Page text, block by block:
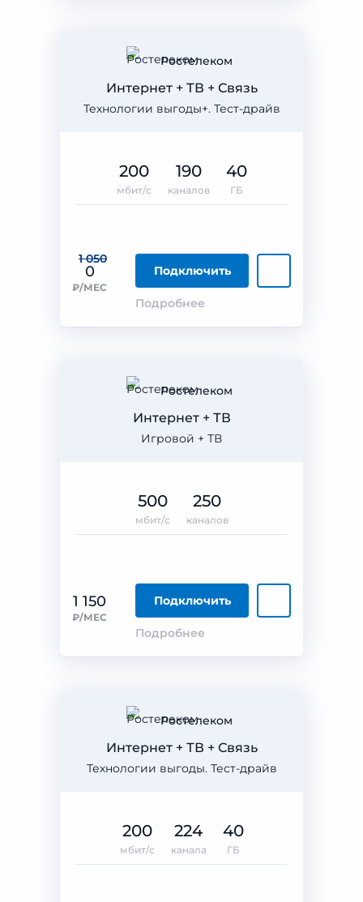
Ростелеком
Технологии выгоды+. Тест-драйв
Интернет + ТВ + Связь
1 050
0
₽/МЕС
Подключить
Подробнее
200
мбит/с
190
каналов
40
ГБ
Ростелеком
Игровой + ТВ
Интернет + ТВ
1 150
₽/МЕС
Подключить
Подробнее
500
мбит/с
250
каналов
Ростелеком
Технологии выгоды. Тест-драйв
Интернет + ТВ + Связь
200
мбит/с
224
канала
40
ГБ